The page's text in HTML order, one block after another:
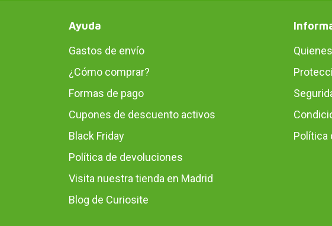
Ayuda
Gastos de envío
¿Cómo comprar?
Formas de pago
Cupones de descuento activos
Black Friday
Política de devoluciones
Visita nuestra tienda en Madrid
Blog de Curiosite
Política